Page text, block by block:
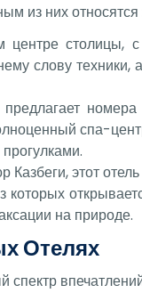
из них относятся
слову
спа-
этот
на природе.
Отелях
спектр